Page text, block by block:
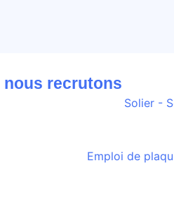
nous recrutons